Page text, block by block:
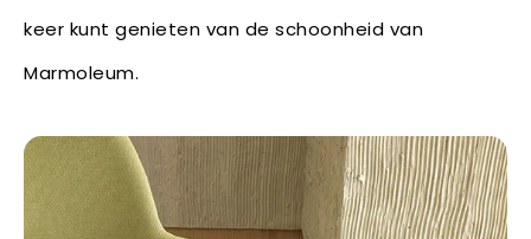
keer kunt genieten van de schoonheid van
Marmoleum.